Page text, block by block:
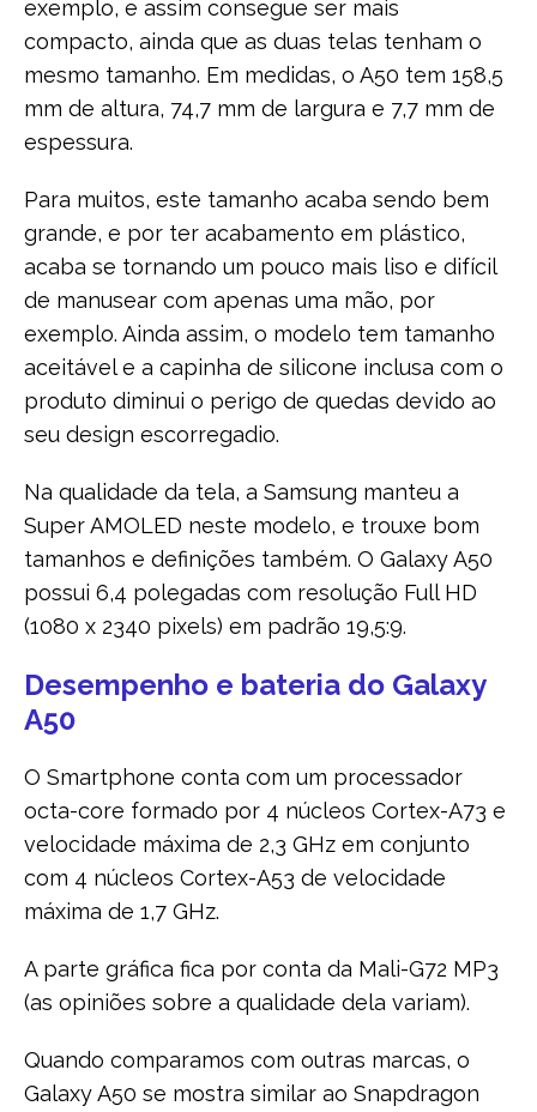
exemplo, e assim consegue ser mais
compacto, ainda que as duas telas tenham o
mesmo tamanho. Em medidas, o A50 tem 158,5
mm de altura, 74,7 mm de largura e 7,7 mm de
espessura.
Para muitos, este tamanho acaba sendo bem
grande, e por ter acabamento em plástico,
acaba se tornando um pouco mais liso e difícil
de manusear com apenas uma mão, por
exemplo. Ainda assim, o modelo tem tamanho
aceitável e a capinha de silicone inclusa com o
produto diminui o perigo de quedas devido ao
seu design escorregadio.
Na qualidade da tela, a Samsung manteu a
Super AMOLED neste modelo, e trouxe bom
tamanhos e definições também. O Galaxy A50
possui 6,4 polegadas com resolução Full HD
(1080 x 2340 pixels) em padrão 19,5:9.
Desempenho e bateria do Galaxy
A50
O Smartphone conta com um processador
octa-core formado por 4 núcleos Cortex-A73 e
velocidade máxima de 2,3 GHz em conjunto
com 4 núcleos Cortex-A53 de velocidade
máxima de 1,7 GHz.
A parte gráfica fica por conta da Mali-G72 MP3
(as opiniões sobre a qualidade dela variam).
Quando comparamos com outras marcas, o
Galaxy A50 se mostra similar ao Snapdragon